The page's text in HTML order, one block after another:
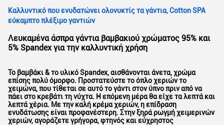
Καλλυντικό που ενυδατώνει ολονυκτίς τα γάντια, Cotton SPA
εύκαμπτο πλέξιμο γαντιών
Λευκαμένα άσπρα γάντια βαμβακιού χρώματος 95% και
5% Spandex για την καλλυντική χρήση
Το βαμβάκι & το υλικό Spandex, αισθάνονται άνετα, χρώμα
επίσης πολύ όμορφο. Προστατεύστε το όπλο χεριών το
χειμώνα, που τίθεται σε αυτό το γάντι στον ύπνο πριν από να
πάει στο κρεβάτι τη νύχτα. Η επόμενη μέρα θα είχε τα λεπτά και
λεπτά χέρια. Με την καλή κρέμα χεριών, η επίδραση
ενυδάτωσης είναι προφανέστερη. Στην ξηρά ρωγμή χειμερινών
χεριών, αγοράζετε γρήγορα, φτηνός και εύχρηστος